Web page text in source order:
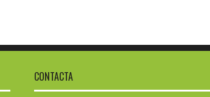
CONTACTA